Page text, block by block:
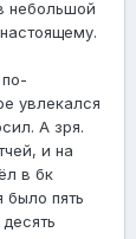
небольшой
увлекался
А зря.
и на
в бк
пять